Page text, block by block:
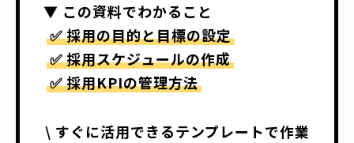
▼ この資料でわかること
✅ 採用の目的と目標の設定
✅ 採用スケジュールの作成
✅ 採用KPIの管理方法
\ すぐに活用できるテンプレートで作業